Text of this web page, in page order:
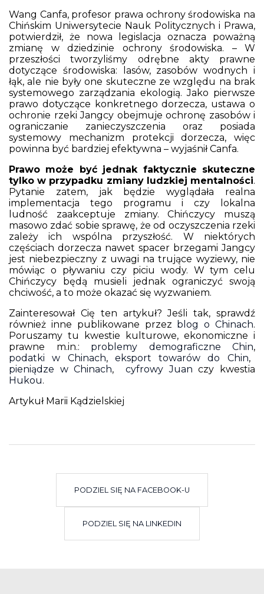
Wang Canfa, profesor prawa ochrony środowiska na
Chińskim Uniwersytecie Nauk Politycznych i Prawa,
potwierdził, że nowa legislacja oznacza poważną
zmianę w dziedzinie ochrony środowiska. – W
przeszłości tworzyliśmy odrębne akty prawne
dotyczące środowiska: lasów, zasobów wodnych i
łąk, ale nie były one skuteczne ze względu na brak
systemowego zarządzania ekologią. Jako pierwsze
prawo dotyczące konkretnego dorzecza, ustawa o
ochronie rzeki Jangcy obejmuje ochronę zasobów i
ograniczanie zanieczyszczenia oraz posiada
systemowy mechanizm protekcji dorzecza, więc
powinna być bardziej efektywna – wyjaśnił Canfa.
Prawo może być jednak faktycznie skuteczne
tylko w przypadku zmiany ludzkiej mentalności.
Pytanie zatem, jak będzie wyglądała realna
implementacja tego programu i czy lokalna
ludność zaakceptuje zmiany. Chińczycy muszą
masowo zdać sobie sprawę, że od oczyszczenia rzeki
zależy ich wspólna przyszłość. W niektórych
częściach dorzecza nawet spacer brzegami Jangcy
jest niebezpieczny z uwagi na trujące wyziewy, nie
mówiąc o pływaniu czy piciu wody. W tym celu
Chińczycy będą musieli jednak ograniczyć swoją
chciwość, a to może okazać się wyzwaniem.
Zainteresował Cię ten artykuł? Jeśli tak, sprawdź
również inne publikowane przez blog o Chinach.
Poruszamy tu kwestie kulturowe, ekonomiczne i
prawne m.in.: problemy demograficzne Chin,
podatki w Chinach,eksport towarów do Chin,
pieniądze w Chinach, cyfrowy Juan czy kwestia
Hukou.
Artykuł Marii Kądzielskiej
PODZIEL SIĘ NA FACEBOOK-U
PODZIEL SIĘ NA LINKEDIN